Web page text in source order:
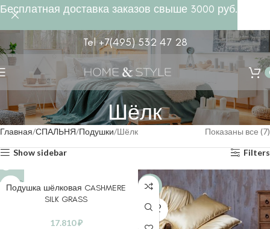
Tel +7(495) 532 47 28
Шёлк
Главная СПАЛЬНЯ Подушки Шёлк Показаны все (7)
Show sidebar Filters
SOLD
OUT
Подушка шёлковая CASHMERE
SILK GRASS
17.810₽
-30%
SOLD
OUT
Бесплатная доставка заказов свыше 3000 руб.